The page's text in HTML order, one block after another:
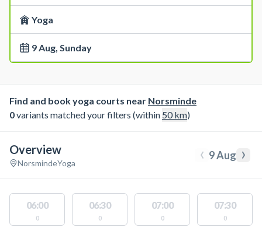
Yoga
9 Aug, Sunday
Find and book yoga courts near Norsminde
0variants matched your filters (within 50km)
Overview
NorsmindeYoga ‹ 9 Aug ›
06:00
0
06:30
0
07:00
0
07:30
0